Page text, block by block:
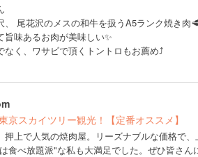
、 尾花沢のメスの和牛を扱うA5ランク焼き肉
旨味あるお肉が美味しい✨
なく、ワサビで頂くトントロもお薦め⤴️
京スカイツリー観光！【定番オススメ】
押上で人気の焼肉屋。リーズナブルな価格で
食べ放題派"な私も大満足でした。ぜひ皆さん